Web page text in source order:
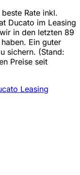
Rate inkl.
Ducato im Leasing
in den letzten 89
Ein guter
sichern. (Stand:
Preise seit
Leasing